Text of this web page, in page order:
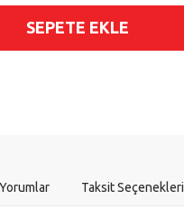
SEPETE EKLE
Yorumlar Taksit Seçenekleri